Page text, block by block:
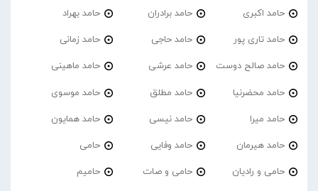
حامد اکبری حامد برادران حامد بهراد
حامد تاری پور حامد حاجی حامد زمانی
حامد صالح دوست حامد عرشی حامد ماهینی
حامد محضرنیا حامد مطلق حامد موسوی
حامد میرا حامد نیسی حامد همایون
حامد هیرمان حامد وفایی حامی
حامی و رادیان حامی و صات حامیم